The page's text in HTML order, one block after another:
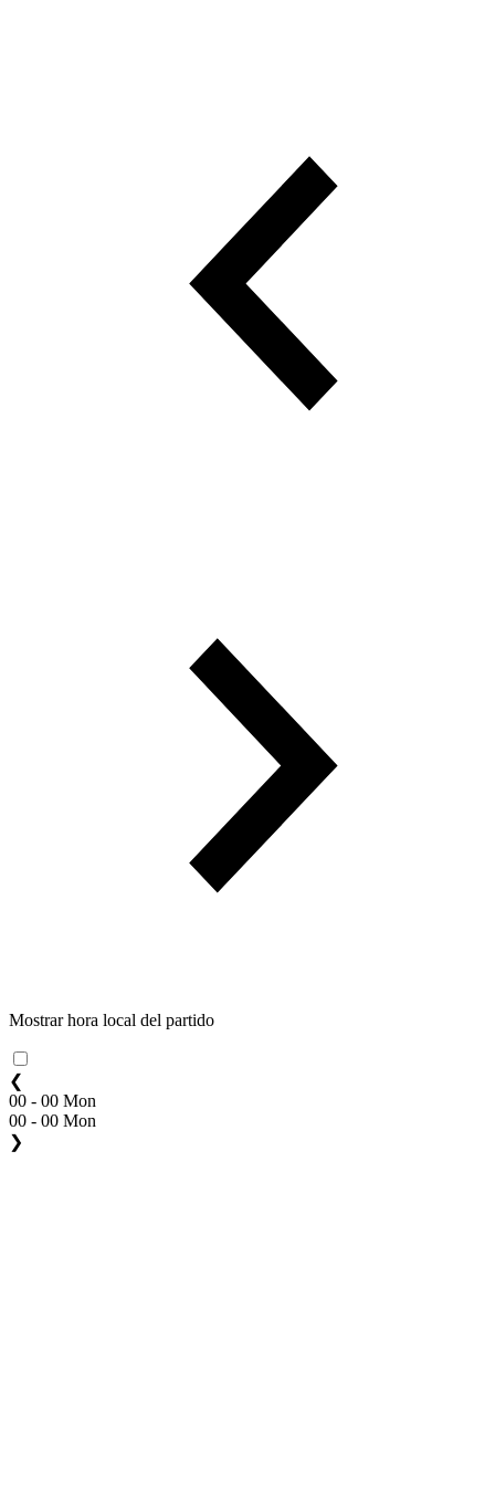
Mostrar hora local del partido
❮
00 - 00 Mon
00 - 00 Mon
❯